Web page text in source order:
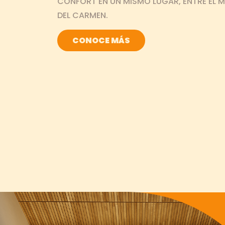
800 56 SIMCA (74622)
DEL CARMEN.
CONOCE MÁS